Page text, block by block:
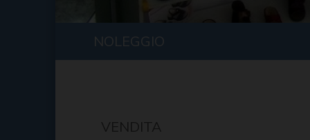
NOLEGGIO
VENDITA